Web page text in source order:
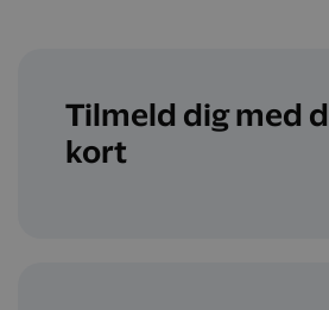
Tilmeld dig med
kort